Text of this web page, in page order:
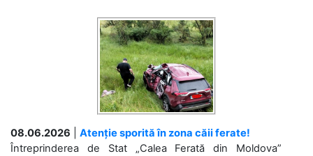
08.06.2026
Atenție sporită în zona căii ferate!
Întreprinderea de Stat „Calea Ferată din Moldova”